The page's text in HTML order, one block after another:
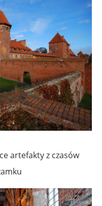
artefakty z czasów